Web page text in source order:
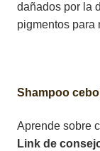
dañados por la
pigmentos para
Shampoo
Aprende sobre
Link de